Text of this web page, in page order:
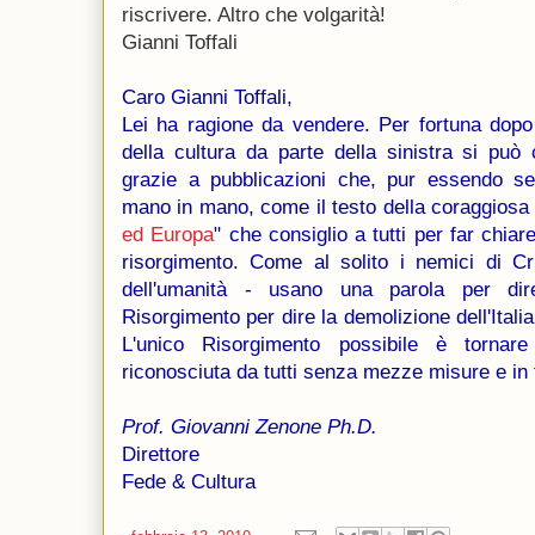
riscrivere. Altro che volgarità!
Gianni Toffali
Caro Gianni Toffali,
Lei ha ragione da vendere. Per fortuna
della cultura da parte della sinistra si può
grazie a pubblicazioni che, pur essendo
mano in mano, come il testo della
ed Europa" che consiglio a tutti per far
risorgimento. Come al solito i nemici di
dell'umanità - usano una parola per
Risorgimento per dire la demolizione
L'unico Risorgimento possibile è
riconosciuta da tutti senza mezze misure e
Prof. Giovanni Zenone Ph.D.
Direttore
Fede & Cultura